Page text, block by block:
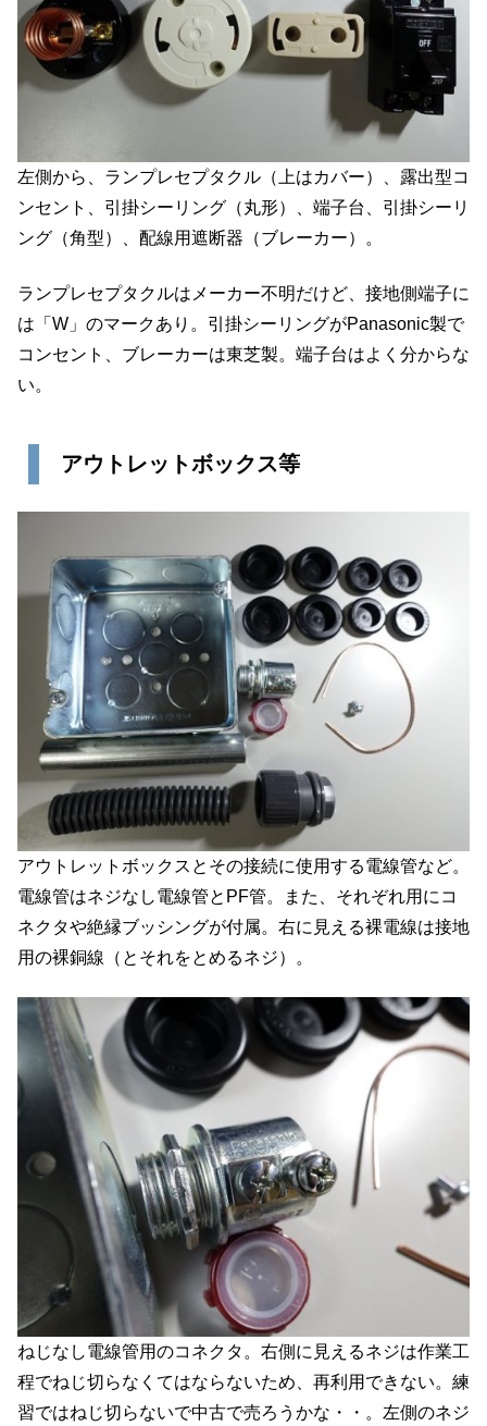
左側から、ランプレセプタクル（上はカバー）、露出型コ
ンセント、引掛シーリング（丸形）、端子台、引掛シーリ
ング（角型）、配線用遮断器（ブレーカー）。
ランプレセプタクルはメーカー不明だけど、接地側端子に
は「W」のマークあり。引掛シーリングがPanasonic製で
コンセント、ブレーカーは東芝製。端子台はよく分からな
い。
アウトレットボックス等
アウトレットボックスとその接続に使用する電線管など。
電線管はネジなし電線管とPF管。また、それぞれ用にコ
ネクタや絶縁ブッシングが付属。右に見える裸電線は接地
用の裸銅線（とそれをとめるネジ）。
ねじなし電線管用のコネクタ。右側に見えるネジは作業工
程でねじ切らなくてはならないため、再利用できない。練
習ではねじ切らないで中古で売ろうかな・・。左側のネジ